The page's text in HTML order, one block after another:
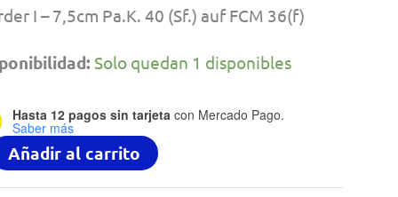
I – 7,5cm Pa.K. 40 (Sf.) auf FCM 36(f)
Solo quedan 1 disponibles
Hasta 12 pagos sin tarjetacon Mercado Pago.
Saber más
Añadir al carrito